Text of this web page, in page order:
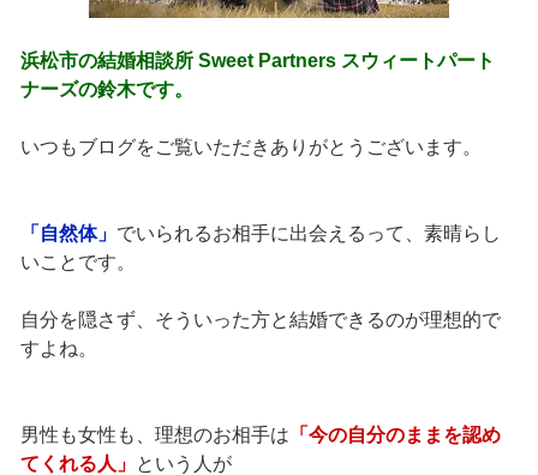
浜松市の結婚相談所 Sweet Partners スウィートパート
ナーズの鈴木です。
いつもブログをご覧いただきありがとうございます。
「自然体」 でいられるお相手に出会えるって、素晴らし
いことです。
自分を隠さず、そういった方と結婚できるのが理想的で
すよね。
男性も女性も、理想のお相手は 「今の自分のままを認め
てくれる人」 という人が